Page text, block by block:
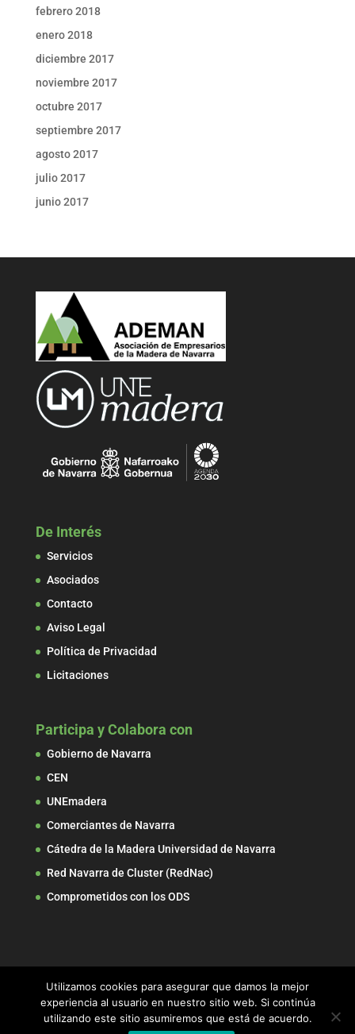
febrero 2018
enero 2018
diciembre 2017
noviembre 2017
octubre 2017
septiembre 2017
agosto 2017
julio 2017
junio 2017
De Interés
Servicios
Asociados
Contacto
Aviso Legal
Política de Privacidad
Licitaciones
Participa y Colabora con
Gobierno de Navarra
CEN
UNEmadera
Comerciantes de Navarra
Cátedra de la Madera Universidad de Navarra
Red Navarra de Cluster (RedNac)
Comprometidos con los ODS
© 2017 ADEMAN, Asociación de Empresarios de la
Utilizamos cookies para asegurar que damos la mejor
experiencia al usuario en nuestro sitio web. Si continúa
utilizando este sitio asumiremos que está de acuerdo.